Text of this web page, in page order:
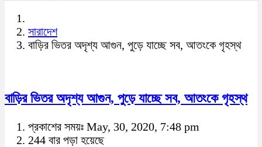
সারাদেশ
বাড়ির ভিতর অদৃশ্য আগুন, পুড়ে যাচ্ছে সব, আতংকে গৃহস্থ
বাড়ির ভিতর অদৃশ্য আগুন, পুড়ে যাচ্ছে সব, আতংকে গৃহস্থ
প্রকাশের সময়ঃ May, 30, 2020, 7:48 pm
244 বার পড়া হয়েছে